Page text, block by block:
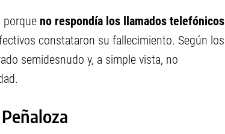
porque no respondía los llamados telefónicos
constataron su fallecimiento. Según los
semidesnudo y, a simple vista, no